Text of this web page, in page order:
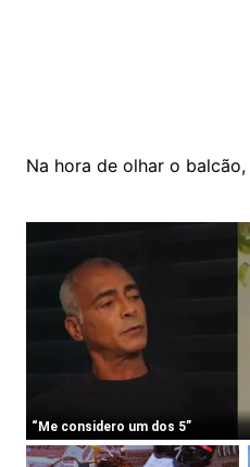
Na hora de olhar o